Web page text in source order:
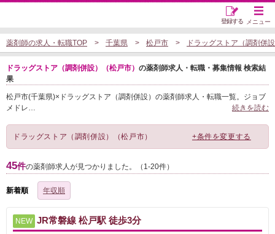
メニュー
登録する
薬剤師の求人・転職TOP 千葉県 松戸市 ドラッグストア（調剤併
ドラッグストア（調剤併設）（松戸市） の薬剤師求人・転職・募集情報 検索結
果
松戸市(千葉県)×ドラッグストア（調剤併設）の薬剤師求人・転職一覧。ジョブ
メドレ… 続きを読む
ドラッグストア（調剤併設）（松戸市） +条件を変更する
45件の薬剤師求人が見つかりました。（1-20件）
新着順 年収順
NEW JR常磐線 松戸駅 徒歩3分